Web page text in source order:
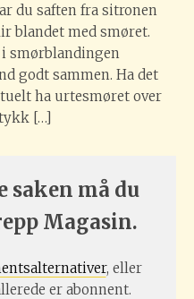
du saften fra sitronen
blandet med smøret.
smørblandingen
godt sammen. Ha det
ha urtesmøret over
[…]
saken må du
Magasin.
, eller
er abonnent.